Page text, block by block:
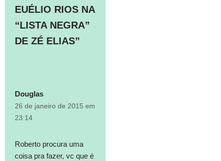
EUÉLIO RIOS NA
“LISTA NEGRA”
DE ZÉ ELIAS”
Douglas
26 de janeiro de 2015 em
23:14
Roberto procura uma
coisa pra fazer, vc que é